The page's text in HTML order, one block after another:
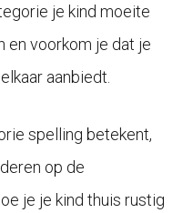
je kind moeite
en voorkom je dat je
aanbiedt.
spelling betekent,
op de
je je kind thuis rustig